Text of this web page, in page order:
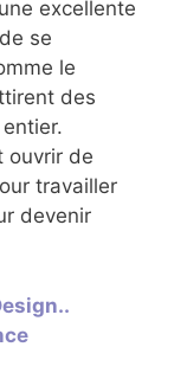
excellente
se
le
des
ouvrir de
travailler
devenir